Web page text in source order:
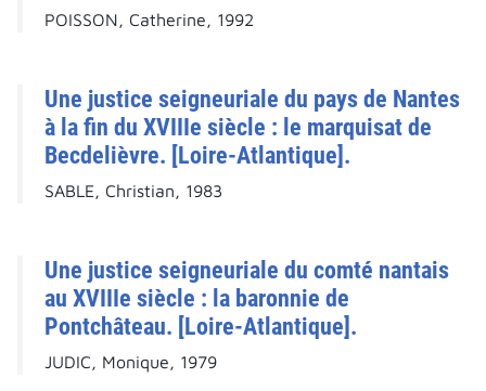
POISSON, Catherine, 1992
Une justice seigneuriale du pays de Nantes
à la fin du XVIIIe siècle : le marquisat de
Becdelièvre. [Loire-Atlantique].
SABLE, Christian, 1983
Une justice seigneuriale du comté nantais
au XVIIIe siècle : la baronnie de
Pontchâteau. [Loire-Atlantique].
JUDIC, Monique, 1979